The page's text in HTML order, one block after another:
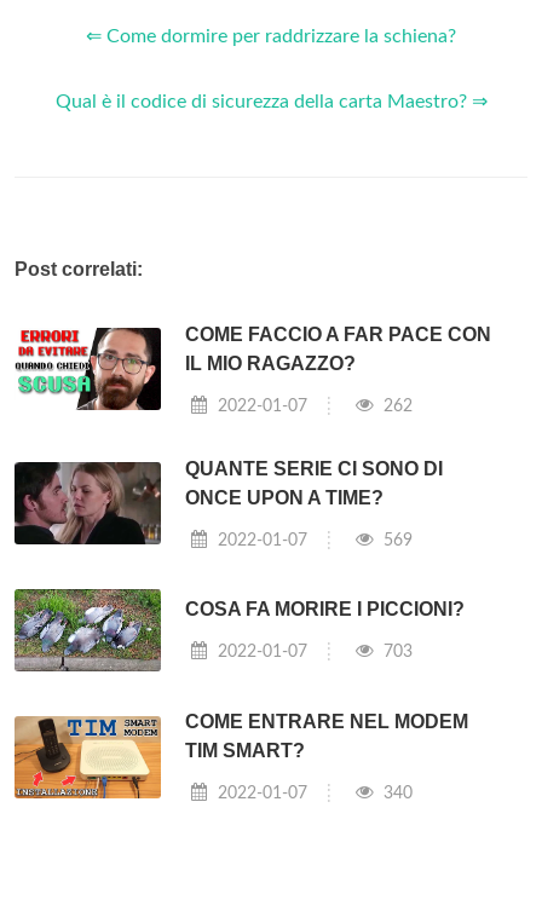
⇐ Come dormire per raddrizzare la schiena?
Qual è il codice di sicurezza della carta Maestro? ⇒
Post correlati:
COME FACCIO A FAR PACE CON
IL MIO RAGAZZO?
2022-01-07 262
QUANTE SERIE CI SONO DI
ONCE UPON A TIME?
2022-01-07 569
COSA FA MORIRE I PICCIONI?
2022-01-07 703
COME ENTRARE NEL MODEM
TIM SMART?
2022-01-07 340